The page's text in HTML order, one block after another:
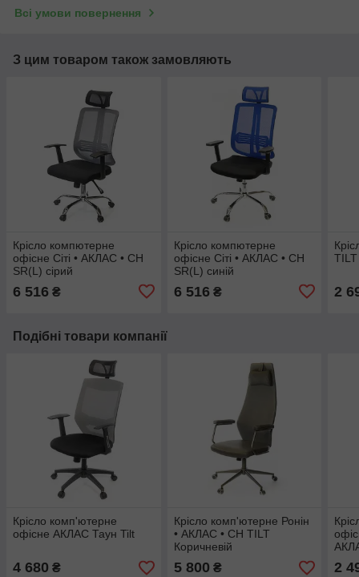
Всі умови повернення
З цим товаром також замовляють
Крісло компютерне
офісне Сіті • АКЛАС • CH
SR(L) сірий
6 516 ₴
Крісло компютерне
офісне Сіті • АКЛАС • CH
SR(L) синій
6 516 ₴
TILT
2
Подібні товари компанії
Крісло комп'ютерне
офісне АКЛАС Таун Tilt
4 680 ₴
Крісло комп'ютерне Ронін
• АКЛАС • CH TILT
Коричневій
5 800 ₴ 2